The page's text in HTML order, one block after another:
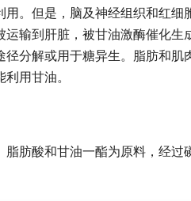
用。但是，脑及神经组织和红细
运输到肝脏，被甘油激酶催化生
径分解或用于糖异生。脂肪和肌
能利用甘油。
脂肪酸和甘油一酯为原料，经